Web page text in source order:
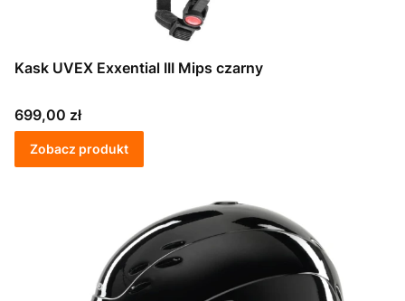
Kask UVEX Exxential III Mips czarny
Cena
699,00 zł
Zobacz produkt